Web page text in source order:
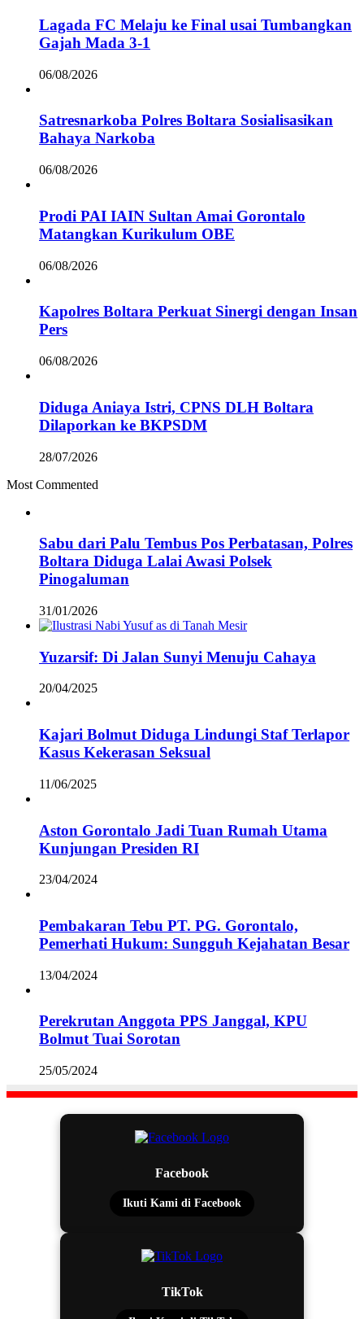
Lagada FC Melaju ke Final usai Tumbangkan
Gajah Mada 3-1
06/08/2026
Satresnarkoba Polres Boltara Sosialisasikan
Bahaya Narkoba
06/08/2026
Prodi PAI IAIN Sultan Amai Gorontalo
Matangkan Kurikulum OBE
06/08/2026
Kapolres Boltara Perkuat Sinergi dengan Insan
Pers
06/08/2026
Diduga Aniaya Istri, CPNS DLH Boltara
Dilaporkan ke BKPSDM
28/07/2026
Most Commented
Sabu dari Palu Tembus Pos Perbatasan, Polres
Boltara Diduga Lalai Awasi Polsek
Pinogaluman
31/01/2026
Yuzarsif: Di Jalan Sunyi Menuju Cahaya
20/04/2025
Kajari Bolmut Diduga Lindungi Staf Terlapor
Kasus Kekerasan Seksual
11/06/2025
Aston Gorontalo Jadi Tuan Rumah Utama
Kunjungan Presiden RI
23/04/2024
Pembakaran Tebu PT. PG. Gorontalo,
Pemerhati Hukum: Sungguh Kejahatan Besar
13/04/2024
Perekrutan Anggota PPS Janggal, KPU
Bolmut Tuai Sorotan
25/05/2024
Facebook
Ikuti Kami di Facebook
TikTok